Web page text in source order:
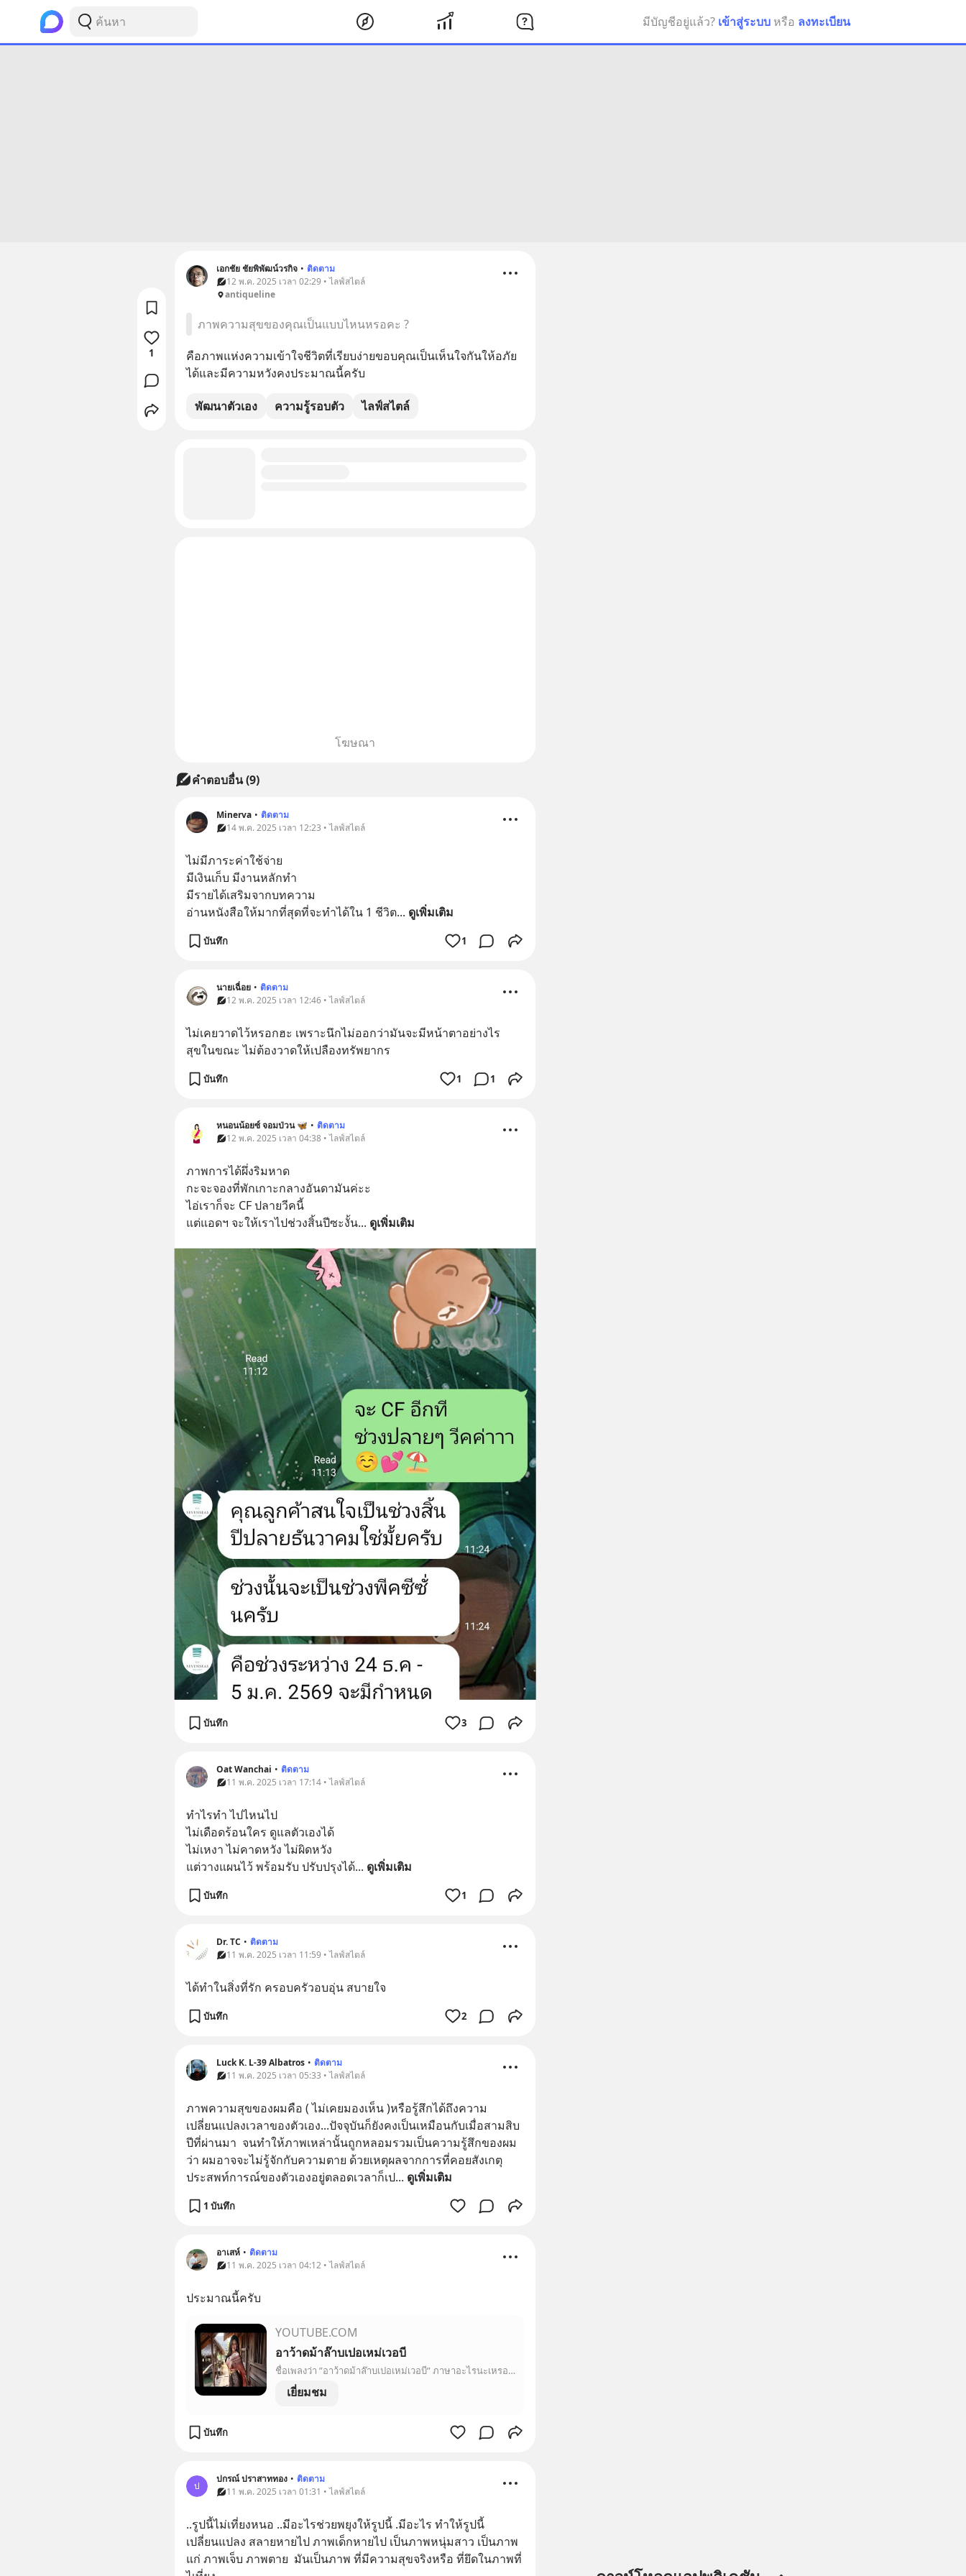
มีบัญชีอยู่แล้ว? เข้าสู่ระบบ หรือ ลงทะเบียน
เอกชัย ชัยพิพัฒน์วรกิจ • ติดตาม
12 พ.ค. 2025 เวลา 02:29 • ไลฟ์สไตล์
antiqueline
ภาพความสุขของคุณเป็นแบบไหนหรอคะ ?
คือภาพแห่งความเข้าใจชีวิตที่เรียบง่ายขอบคุณเป็นเห็นใจกันให้อภัย
ได้และมีความหวังคงประมาณนี้ครับ
พัฒนาตัวเอง ความรู้รอบตัว ไลฟ์สไตล์
1
โฆษณา
คำตอบอื่น(9)
Minerva • ติดตาม
14 พ.ค. 2025 เวลา 12:23 • ไลฟ์สไตล์
ไม่มีภาระค่าใช้จ่าย
มีเงินเก็บ มีงานหลักทำ
มีรายได้เสริมจากบทความ
อ่านหนังสือให้มากที่สุดที่จะทำได้ใน 1 ชีวิต... ดูเพิ่มเติม
บันทึก 1
นายเฉื่อย • ติดตาม
12 พ.ค. 2025 เวลา 12:46 • ไลฟ์สไตล์
ไม่เคยวาดไว้หรอกฮะ เพราะนึกไม่ออกว่ามันจะมีหน้าตาอย่างไร
สุขในขณะ ไม่ต้องวาดให้เปลืองทรัพยากร
บันทึก 1 1
หนอนน้อยซ์ จอมป่วน 🦋 • ติดตาม
12 พ.ค. 2025 เวลา 04:38 • ไลฟ์สไตล์
ภาพการได้ผึ่งริมหาด
กะจะจองที่พักเกาะกลางอันดามันค่ะะ
ไอ่เราก็จะ CF ปลายวีคนี้
แต่แอดฯ จะให้เราไปช่วงสิ้นปีซะงั้น... ดูเพิ่มเติม
บันทึก 3
Oat Wanchai • ติดตาม
11 พ.ค. 2025 เวลา 17:14 • ไลฟ์สไตล์
ทำไรทำ ไปไหนไป
ไม่เดือดร้อนใคร ดูแลตัวเองได้
ไม่เหงา ไม่คาดหวัง ไม่ผิดหวัง
แต่วางแผนไว้ พร้อมรับ ปรับปรุงได้... ดูเพิ่มเติม
บันทึก 1
Dr. TC • ติดตาม
11 พ.ค. 2025 เวลา 11:59 • ไลฟ์สไตล์
ได้ทำในสิ่งที่รัก ครอบครัวอบอุ่น สบายใจ
บันทึก 2
Luck K. L-39 Albatros • ติดตาม
11 พ.ค. 2025 เวลา 05:33 • ไลฟ์สไตล์
ภาพความสุขของผมคือ ( ไม่เคยมองเห็น )หรือรู้สึกได้ถึงความ
เปลี่ยนแปลงเวลาของตัวเอง...ปัจจุบันก็ยังคงเป็นเหมือนกับเมื่อสามสิบ
ปีที่ผ่านมา  จนทำให้ภาพเหล่านั้นถูกหลอมรวมเป็นความรู้สึกของผม
ว่า ผมอาจจะไม่รู้จักกับความตาย ด้วยเหตุผลจากการที่คอยสังเกตุ
ประสพท์การณ์ของตัวเองอยู่ตลอดเวลาก็เป... ดูเพิ่มเติม
1 บันทึก
อาเสห์ • ติดตาม
11 พ.ค. 2025 เวลา 04:12 • ไลฟ์สไตล์
ประมาณนี้ครับ
YOUTUBE.COM
อาว้าดม้าล๊าบเปอเหม่เวอบี
ชื่อเพลงว่า ”อาว้าดม้าล๊าบเปอเหม่เวอบี” ภาษาอะไรนะเหรอ? ก็ไม่รู้ซินะ มันร้องเพี้ยนไปหมด ฟังไม่รู้เรื่องเลย แต่พอจะจับเสียงมันได้ว่าอย่างนั้น ก็เลยเอาตามนั้นซ…
เยี่ยมชม
บันทึก
ป
ปกรณ์ ปราสาททอง • ติดตาม
11 พ.ค. 2025 เวลา 01:31 • ไลฟ์สไตล์
..รูปนี้ไม่เที่ยงหนอ ..มีอะไรช่วยพยุงให้รูปนี้ .มีอะไร ทำให้รูปนี้
เปลี่ยนแปลง สลายหายไป ภาพเด็กหายไป เป็นภาพหนุ่มสาว เป็นภาพ
แก่ ภาพเจ็บ ภาพตาย  มันเป็นภาพ ที่มีความสุขจริงหรือ ที่ยึดในภาพที่